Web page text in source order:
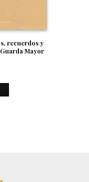
recuerdos y
Mayor